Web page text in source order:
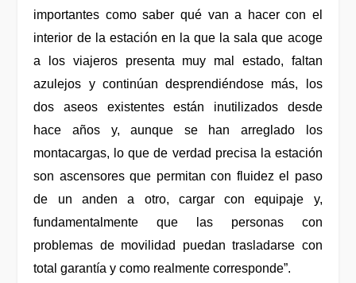
importantes como saber qué van a hacer con el
interior de la estación en la que la sala que acoge
a los viajeros presenta muy mal estado, faltan
azulejos y continúan desprendiéndose más, los
dos aseos existentes están inutilizados desde
hace años y, aunque se han arreglado los
montacargas, lo que de verdad precisa la estación
son ascensores que permitan con fluidez el paso
de un anden a otro, cargar con equipaje y,
fundamentalmente que las personas con
problemas de movilidad puedan trasladarse con
total garantía y como realmente corresponde”.